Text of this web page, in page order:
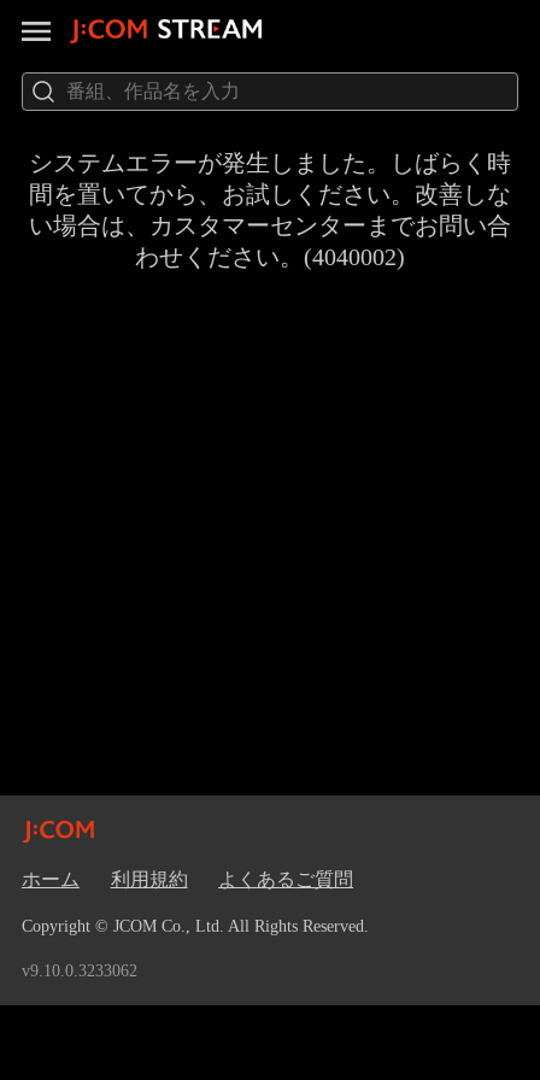
システムエラーが発生しました。しばらく時
間を置いてから、お試しください。改善しな
い場合は、カスタマーセンターまでお問い合
わせください。(4040002)
ホーム 利用規約 よくあるご質問
Copyright © JCOM Co., Ltd. All Rights Reserved.
v9.10.0.3233062